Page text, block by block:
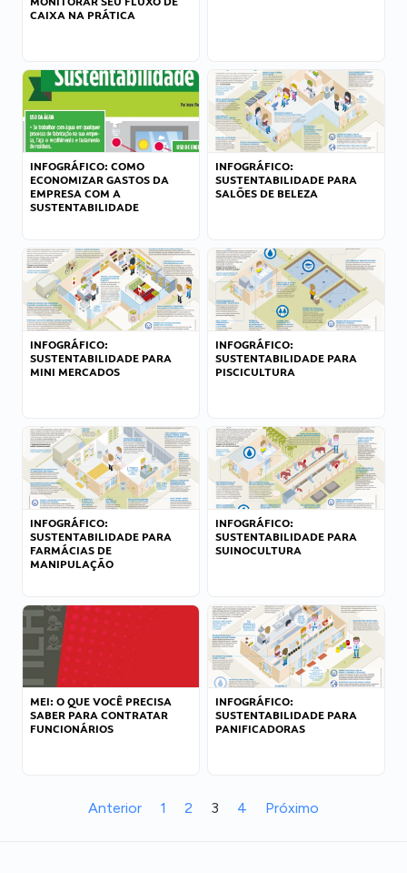
CAIXA NA PRÁTICA
INFOGRÁFICO: COMO
ECONOMIZAR GASTOS DA
EMPRESA COM A
SUSTENTABILIDADE
INFOGRÁFICO:
SUSTENTABILIDADE PARA
SALÕES DE BELEZA
INFOGRÁFICO:
SUSTENTABILIDADE PARA
MINI MERCADOS
INFOGRÁFICO:
SUSTENTABILIDADE PARA
PISCICULTURA
INFOGRÁFICO:
SUSTENTABILIDADE PARA
FARMÁCIAS DE
MANIPULAÇÃO
INFOGRÁFICO:
SUSTENTABILIDADE PARA
SUINOCULTURA
MEI: O QUE VOCÊ PRECISA
SABER PARA CONTRATAR
FUNCIONÁRIOS
INFOGRÁFICO:
SUSTENTABILIDADE PARA
PANIFICADORAS
Anterior 1 2 3 4 Próximo